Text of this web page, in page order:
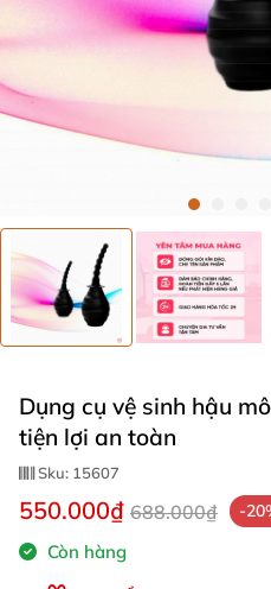
Dụng cụ vệ sinh hậu
tiện lợi an toàn
Sku: 15607
550.000₫ 688.000₫ -
Còn hàng